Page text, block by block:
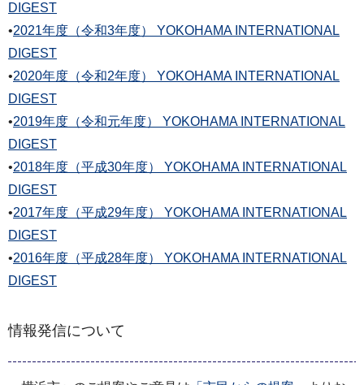
DIGEST
•2021年度（令和3年度） YOKOHAMA INTERNATIONAL
DIGEST
•2020年度（令和2年度） YOKOHAMA INTERNATIONAL
DIGEST
•2019年度（令和元年度） YOKOHAMA INTERNATIONAL
DIGEST
•2018年度（平成30年度） YOKOHAMA INTERNATIONAL
DIGEST
•2017年度（平成29年度） YOKOHAMA INTERNATIONAL
DIGEST
•2016年度（平成28年度） YOKOHAMA INTERNATIONAL
DIGEST
情報発信について